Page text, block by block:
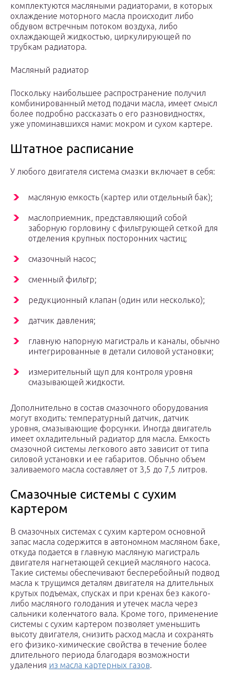
комплектуются масляными радиаторами, в которых
охлаждение моторного масла происходит либо
обдувом встречным потоком воздуха, либо
охлаждающей жидкостью, циркулирующей по
трубкам радиатора.
Масляный радиатор
Поскольку наибольшее распространение получил
комбинированный метод подачи масла, имеет смысл
более подробно рассказать о его разновидностях,
уже упоминавшихся нами: мокром и сухом картере.
Штатное расписание
У любого двигателя система смазки включает в себя:
масляную емкость (картер или отдельный бак);
маслоприемник, представляющий собой
заборную горловину с фильтрующей сеткой для
отделения крупных посторонних частиц;
смазочный насос;
сменный фильтр;
редукционный клапан (один или несколько);
датчик давления;
главную напорную магистраль и каналы, обычно
интегрированные в детали силовой установки;
измерительный щуп для контроля уровня
смазывающей жидкости.
Дополнительно в состав смазочного оборудования
могут входить: температурный датчик, датчик
уровня, смазывающие форсунки. Иногда двигатель
имеет охладительный радиатор для масла. Емкость
смазочной системы легкового авто зависит от типа
силовой установки и ее габаритов. Обычно объем
заливаемого масла составляет от 3,5 до 7,5 литров.
Смазочные системы с сухим
картером
В смазочных системах с сухим картером основной
запас масла содержится в автономном масляном баке,
откуда подается в главную масляную магистраль
двигателя нагнетающей секцией масляного насоса.
Такие системы обеспечивают бесперебойный подвод
масла к трущимся деталям двигателя на длительных
крутых подъемах, спусках и при кренах без какого-
либо масляного голодания и утечек масла через
сальники коленчатого вала. Кроме того, применение
системы с сухим картером позволяет уменьшить
высоту двигателя, снизить расход масла и сохранять
его физико-химические свойства в течение более
длительного периода благодаря возможности
удаления из масла картерных газов.